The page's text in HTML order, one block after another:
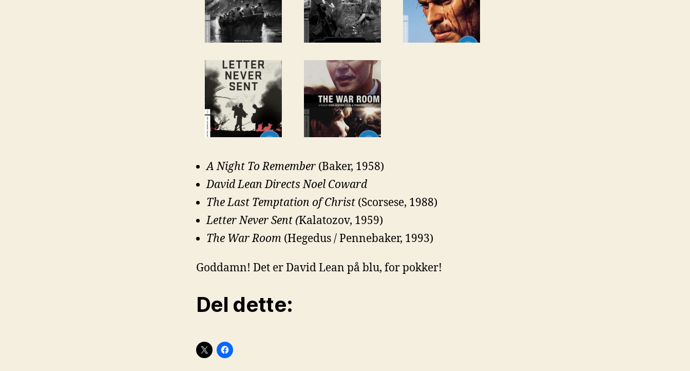
A Night To Remember (Baker, 1958)
David Lean Directs Noel Coward
The Last Temptation of Christ (Scorsese, 1988)
Letter Never Sent (Kalatozov, 1959)
The War Room (Hegedus / Pennebaker, 1993)
Goddamn! Det er David Lean på blu, for pokker!
Del dette: